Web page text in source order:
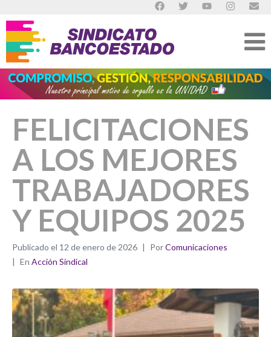
FELICITACIONES
A LOS MEJORES
TRABAJADORES
Y EQUIPOS 2025
Publicado el 12 de enero de 2026 PorComunicaciones
En Acción Sindical